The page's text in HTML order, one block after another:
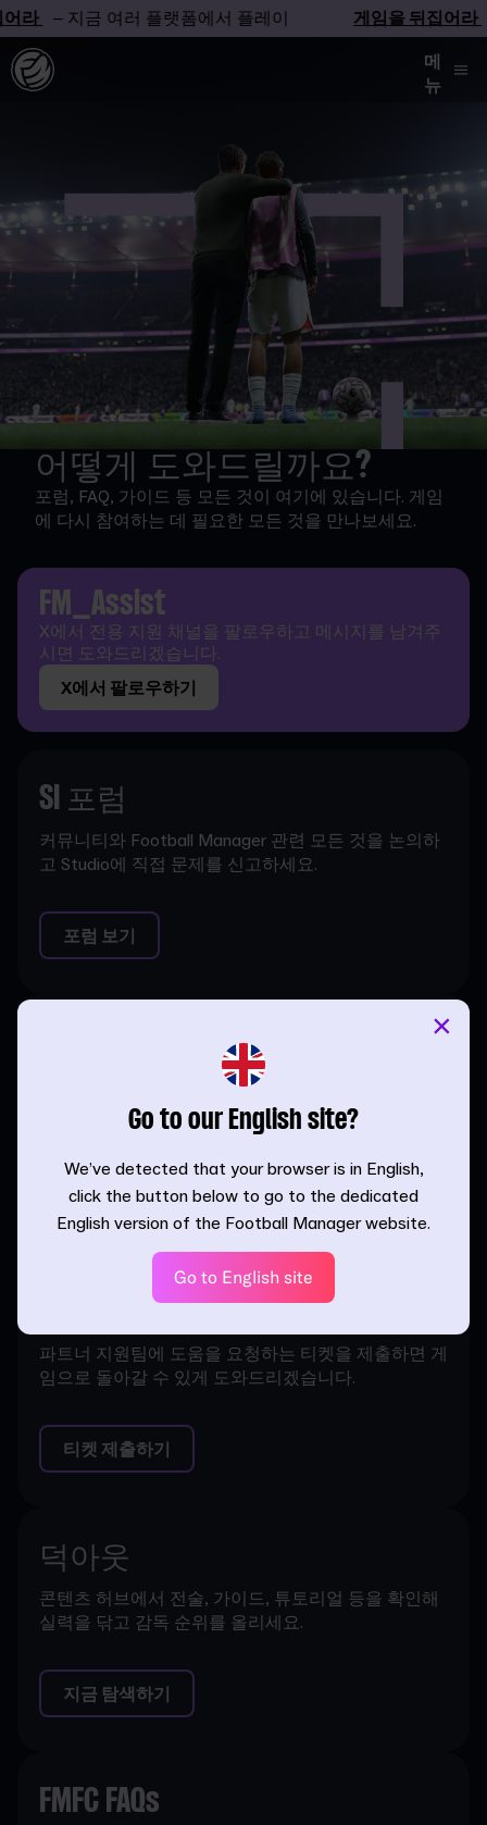
라 – 지금 여러 플랫폼에서 플레이 게임을 뒤집어라 –
메
뉴
어떻게 도와드릴까요?
포럼, FAQ, 가이드 등 모든 것이 여기에 있습니다. 게임
에 다시 참여하는 데 필요한 모든 것을 만나보세요.
FM_Assist
X에서 전용 지원 채널을 팔로우하고 메시지를 남겨주
시면 도와드리겠습니다.
X에서 팔로우하기
SI 포럼
커뮤니티와 Football Manager 관련 모든 것을 논의하
고 Studio에 직접 문제를 신고하세요.
포럼 보기
플랫폼별 자주 묻는 질문에 대한 답변을 확인할 수 있
습니다. 원하는 질문이 없으면 티켓을 제출하거나 포
럼을 방문하세요.
FAQ 보기
SEGA 지원
파트너 지원팀에 도움을 요청하는 티켓을 제출하면 게
임으로 돌아갈 수 있게 도와드리겠습니다.
티켓 제출하기
덕아웃
콘텐츠 허브에서 전술, 가이드, 튜토리얼 등을 확인해
실력을 닦고 감독 순위를 올리세요.
지금 탐색하기
FMFC FAQs
Go to our English site?
We’ve detected that your browser is in English,
click the button below to go to the dedicated
English version of the Football Manager website.
Go to English site
×